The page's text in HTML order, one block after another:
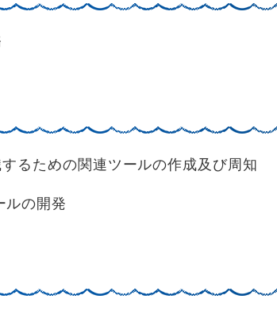
るための関連ツールの作成及び周知
の開発